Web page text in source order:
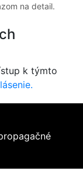
na detail.
k týmto